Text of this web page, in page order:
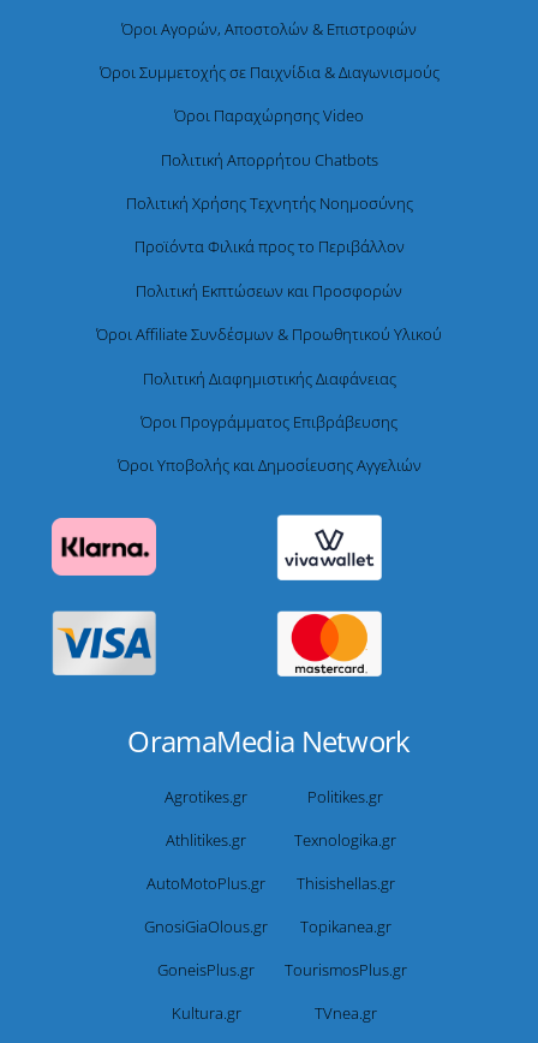
Όροι Αγορών, Αποστολών & Επιστροφών
Όροι Συμμετοχής σε Παιχνίδια & Διαγωνισμούς
Όροι Παραχώρησης Video
Πολιτική Απορρήτου Chatbots
Πολιτική Χρήσης Τεχνητής Νοημοσύνης
Προϊόντα Φιλικά προς το Περιβάλλον
Πολιτική Εκπτώσεων και Προσφορών
Όροι Affiliate Συνδέσμων & Προωθητικού Υλικού
Πολιτική Διαφημιστικής Διαφάνειας
Όροι Προγράμματος Επιβράβευσης
Όροι Υποβολής και Δημοσίευσης Αγγελιών
OramaMedia Network
Agrotikes.gr
Politikes.gr
Athlitikes.gr
Texnologika.gr
AutoMotoPlus.gr
Thisishellas.gr
GnosiGiaOlous.gr
Topikanea.gr
GoneisPlus.gr
TourismosPlus.gr
Kultura.gr
TVnea.gr